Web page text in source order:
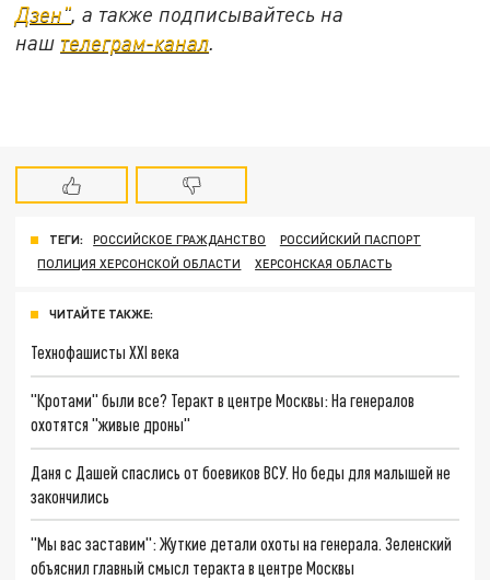
Дзен", а также подписывайтесь на
наш телеграм-канал.
ТЕГИ: РОССИЙСКОЕ ГРАЖДАНСТВО
РОССИЙСКИЙ ПАСПОРТ
ПОЛИЦИЯ ХЕРСОНСКОЙ ОБЛАСТИ
ХЕРСОНСКАЯ ОБЛАСТЬ
ЧИТАЙТЕ ТАКЖЕ:
Технофашисты XXI века
"Кротами" были все? Теракт в центре Москвы: На генералов
охотятся "живые дроны"
Даня с Дашей спаслись от боевиков ВСУ. Но беды для малышей не
закончились
"Мы вас заставим": Жуткие детали охоты на генерала. Зеленский
объяснил главный смысл теракта в центре Москвы